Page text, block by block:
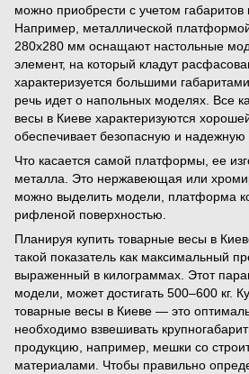
можно приобрести с учетом
Например, металлической
280х280 мм оснащают настольные
элемент, на который кладут
характеризуется большими
речь идет о напольных моделях. Все
весы в Киеве характеризуются
обеспечивает безопасную и надежную
Что касается самой платформы, ее
металла. Это нержавеющая или
можно выделить модели, платформа
рифленой поверхностью.
Планируя купить товарные весы в
такой показатель как максимальный
выраженный в килограммах. Этот
модели, может достигать 500–600 кг.
товарные весы в Киеве — это
необходимо взвешивать
продукцию, например, мешки со
материалами. Чтобы правильно